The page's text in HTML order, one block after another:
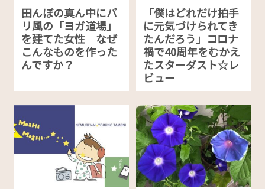
田んぼの真ん中にバ
リ風の「ヨガ道場」
を建てた女性 なぜ
こんなものを作った
んですか？
「僕はどれだけ拍手
に元気づけられてき
たんだろう」コロナ
禍で40周年をむかえ
たスターダスト☆レ
ビュー